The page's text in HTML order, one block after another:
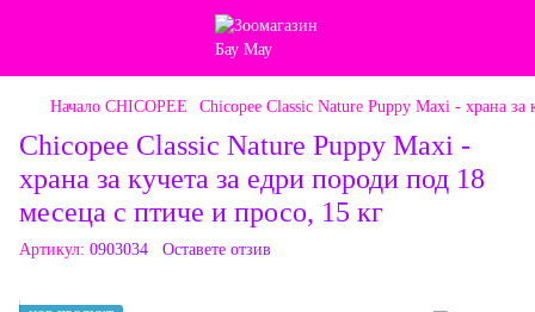
Начало CHICOPEE Chicopee Classic Nature Puppy Maxi - храна
Chicopee Classic Nature Puppy Maxi -
храна за кучета за едри породи под 18
месеца с птиче и просо, 15 кг
Артикул: 0903034 Оставете отзив